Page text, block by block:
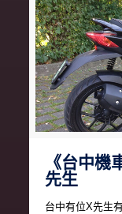
《台中機
先生
台中有位X先生